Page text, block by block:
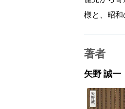
様と、昭和
著者
矢野 誠一